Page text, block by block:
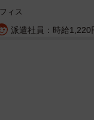
ィス
派遣社員：時給1,220